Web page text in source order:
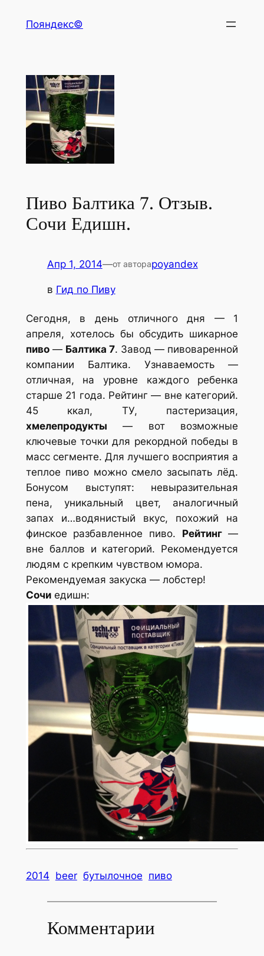
Пояндекс©
Пиво Балтика 7. Отзыв.
Сочи Едишн.
Апр 1, 2014—от автораpoyandex
в Гид по Пиву
Сегодня, в день отличного дня — 1
апреля, хотелось бы обсудить шикарное
пиво— Балтика 7. Завод — пивоваренной
компании Балтика. Узнаваемость —
отличная, на уровне каждого ребенка
старше 21 года. Рейтинг — вне категорий.
45 ккал, ТУ, пастеризация,
хмелепродукты — вот возможные
ключевые точки для рекордной победы в
масс сегменте. Для лучшего восприятия а
теплое пиво можно смело засыпать лёд.
Бонусом выступят: невыразительная
пена, уникальный цвет, аналогичный
запах и…водянистый вкус, похожий на
финское разбавленное пиво. Рейтинг—
вне баллов и категорий. Рекомендуется
людям с крепким чувством юмора.
Рекомендуемая закуска — лобстер!
Сочиедишн:
2014 beer бутылочное пиво
Комментарии